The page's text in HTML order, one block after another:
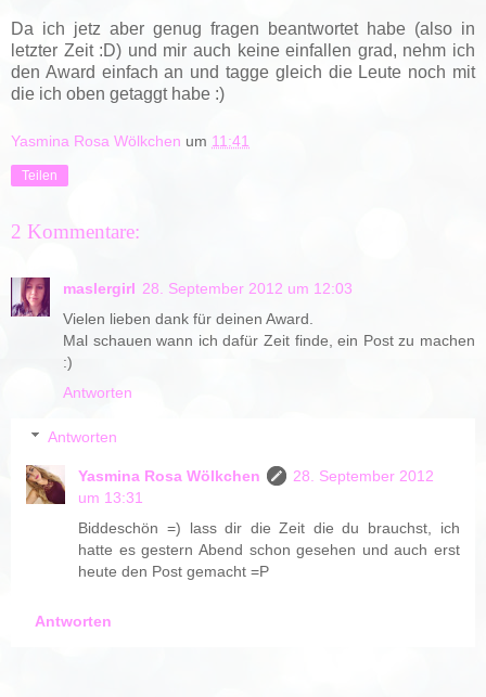
Da ich jetz aber genug fragen beantwortet habe (also in
letzter Zeit :D) und mir auch keine einfallen grad, nehm ich
den Award einfach an und tagge gleich die Leute noch mit
die ich oben getaggt habe :)
Yasmina Rosa Wölkchen um 11:41
Teilen
2 Kommentare:
maslergirl 28. September 2012 um 12:03
Vielen lieben dank für deinen Award.
Mal schauen wann ich dafür Zeit finde, ein Post zu machen
:)
Antworten
Antworten
Yasmina Rosa Wölkchen
28. September 2012
um 13:31
Biddeschön =) lass dir die Zeit die du brauchst, ich
hatte es gestern Abend schon gesehen und auch erst
heute den Post gemacht =P
Antworten